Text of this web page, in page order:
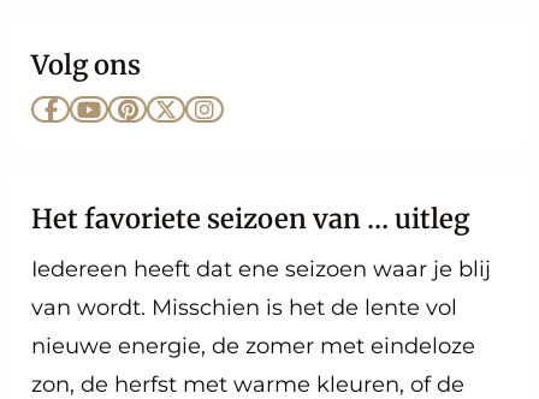
Volg ons
Ga Ga Ga Ga Ga
Het favoriete seizoen van … uitleg
Iedereen heeft dat ene seizoen waar je blij
van wordt. Misschien is het de lente vol
nieuwe energie, de zomer met eindeloze
zon, de herfst met warme kleuren, of de